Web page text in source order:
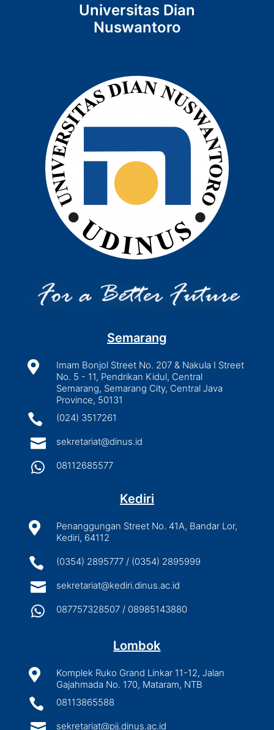
Universitas Dian
Nuswantoro
Semarang

Imam Bonjol Street No. 207 & Nakula I Street
No. 5 - 11, Pendrikan Kidul, Central
Semarang, Semarang City, Central Java
Province, 50131
 (024) 3517261
 sekretariat@dinus.id
 08112685577
Kediri

Penanggungan Street No. 41A, Bandar Lor,
Kediri, 64112
 (0354) 2895777 / (0354) 2895999
 sekretariat@kediri.dinus.ac.id
 087757328507 / 08985143880
Lombok

Komplek Ruko Grand Linkar 11-12, Jalan
Gajahmada No. 170, Mataram, NTB
 08113865588
sekretariat@pjj.dinus.ac.id